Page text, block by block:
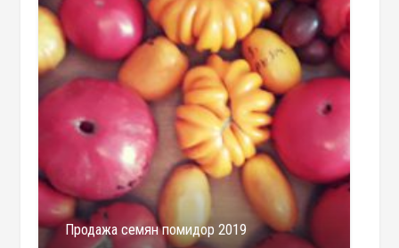
Продажа семян помидор 2019